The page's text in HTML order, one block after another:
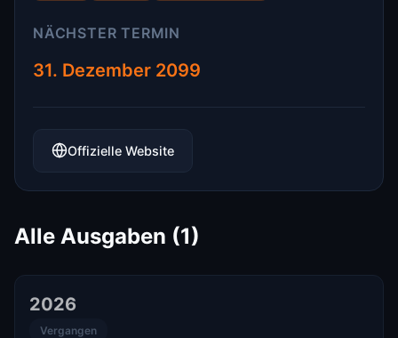
NÄCHSTER TERMIN
31. Dezember 2099
Offizielle Website
Alle Ausgaben (1)
2026
Vergangen